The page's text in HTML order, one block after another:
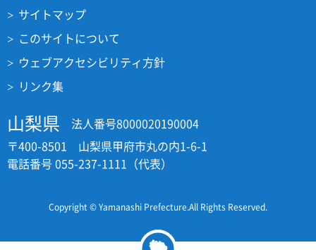
サイトマップ
このサイトについて
ウェブアクセシビリティ方針
リンク集
山梨県
法人番号8000020190004
〒400-8501 山梨県甲府市丸の内1-6-1
電話番号 055-237-1111（代表）
Copyright © Yamanashi Prefecture.All Rights Reserved.